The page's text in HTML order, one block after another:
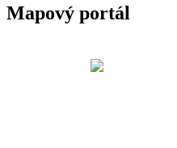
Mapový portál